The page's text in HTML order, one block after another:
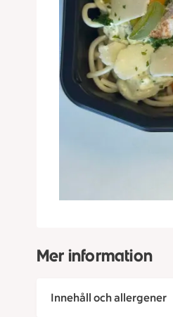
Mer information
Innehåll och allergener